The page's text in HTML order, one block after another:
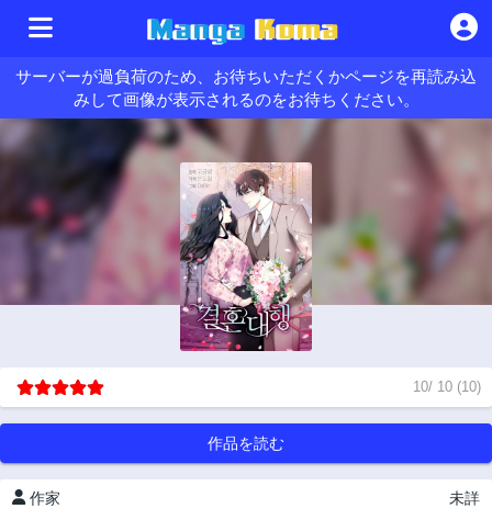
サーバーが過負荷のため、お待ちいただくかページを再読み込
みして画像が表示されるのをお待ちください。
10/ 10 (10)
作品を読む
作家 未詳